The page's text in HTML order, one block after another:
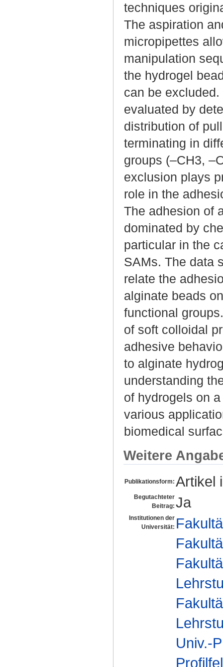
techniques
The aspiration
micropipettes
manipulation
the hydrogel
can be
evaluated by
distribution of
terminating in
groups (–CH3,
exclusion plays
role in the
The adhesion of
dominated by
particular in the
SAMs. The data
relate the
alginate beads
functional
of soft colloidal
adhesive
to alginate
understanding
of hydrogels on
various
biomedical
Weitere
Publikationsform: Artikel
Begutachteter
Beitrag: Ja
Institutionen der
Universität:
Univ.-